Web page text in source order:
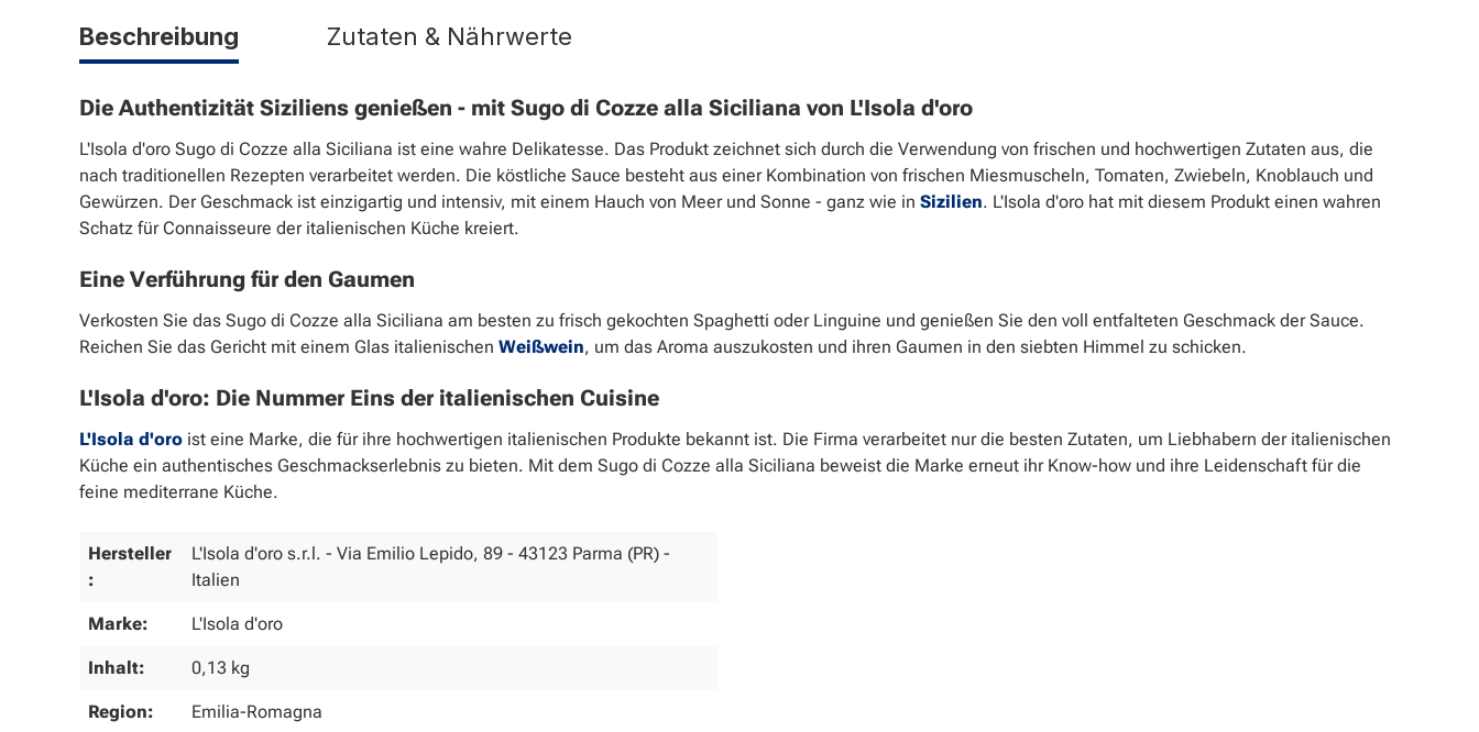
Beschreibung Zutaten & Nährwerte
Die Authentizität Siziliens genießen - mit Sugo di Cozze alla Siciliana von L'Isola d'oro
L'Isola d'oro Sugo di Cozze alla Siciliana ist eine wahre Delikatesse. Das Produkt zeichnet sich durch die Verwendung von frischen und hochwertigen Zutaten aus, die
nach traditionellen Rezepten verarbeitet werden. Die köstliche Sauce besteht aus einer Kombination von frischen Miesmuscheln, Tomaten, Zwiebeln, Knoblauch und
Gewürzen. Der Geschmack ist einzigartig und intensiv, mit einem Hauch von Meer und Sonne - ganz wie in Sizilien. L'Isola d'oro hat mit diesem Produkt einen wahren
Schatz für Connaisseure der italienischen Küche kreiert.
Eine Verführung für den Gaumen
Verkosten Sie das Sugo di Cozze alla Siciliana am besten zu frisch gekochten Spaghetti oder Linguine und genießen Sie den voll entfalteten Geschmack der Sauce.
Reichen Sie das Gericht mit einem Glas italienischen Weißwein, um das Aroma auszukosten und ihren Gaumen in den siebten Himmel zu schicken.
L'Isola d'oro: Die Nummer Eins der italienischen Cuisine
L'Isola d'oro ist eine Marke, die für ihre hochwertigen italienischen Produkte bekannt ist. Die Firma verarbeitet nur die besten Zutaten, um Liebhabern der italienischen
Küche ein authentisches Geschmackserlebnis zu bieten. Mit dem Sugo di Cozze alla Siciliana beweist die Marke erneut ihr Know-how und ihre Leidenschaft für die
feine mediterrane Küche.
Hersteller
:
L'Isola d'oro s.r.l. - Via Emilio Lepido, 89 - 43123 Parma (PR) -
Italien
Marke: L'Isola d'oro
Inhalt: 0,13 kg
Region: Emilia-Romagna